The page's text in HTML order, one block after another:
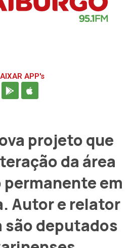
APP's
projeto que
da área
em
Autor e relator
são deputados